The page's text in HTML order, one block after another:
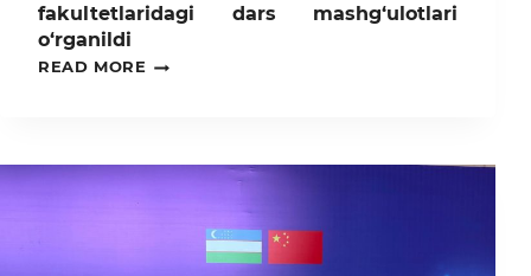
fakultetlaridagi dars mashg‘ulotlari
o‘rganildi
READ MORE
TOSHKENT
ISHLARI
PROREKTORI